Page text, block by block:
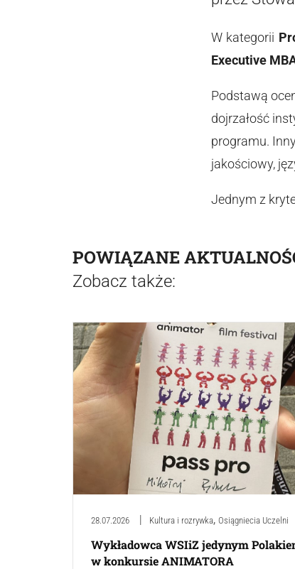
W kategorii
Executive
Podstawą
dojrzałość
programu.
jakościowy,
Jednym z
POWIĄZANE
Zobacz także:
28.07.2026 Kultura i rozrywka, Osiągniecia Uczelni
Wykładowca WSIiZ jedynym
w konkursie ANIMATORA